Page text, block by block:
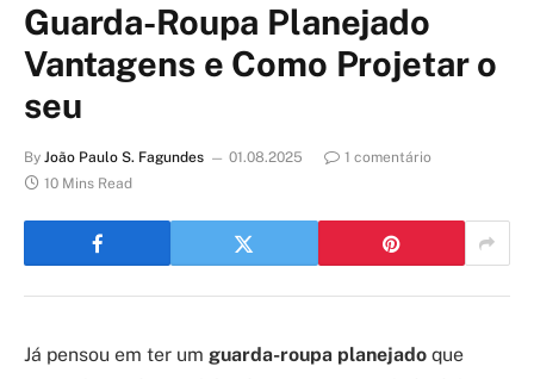
Guarda-Roupa Planejado
Vantagens e Como Projetar o
seu
By João Paulo S. Fagundes 01.08.2025
1 comentário
10 Mins Read
Já pensou em ter um guarda-roupa planejado que